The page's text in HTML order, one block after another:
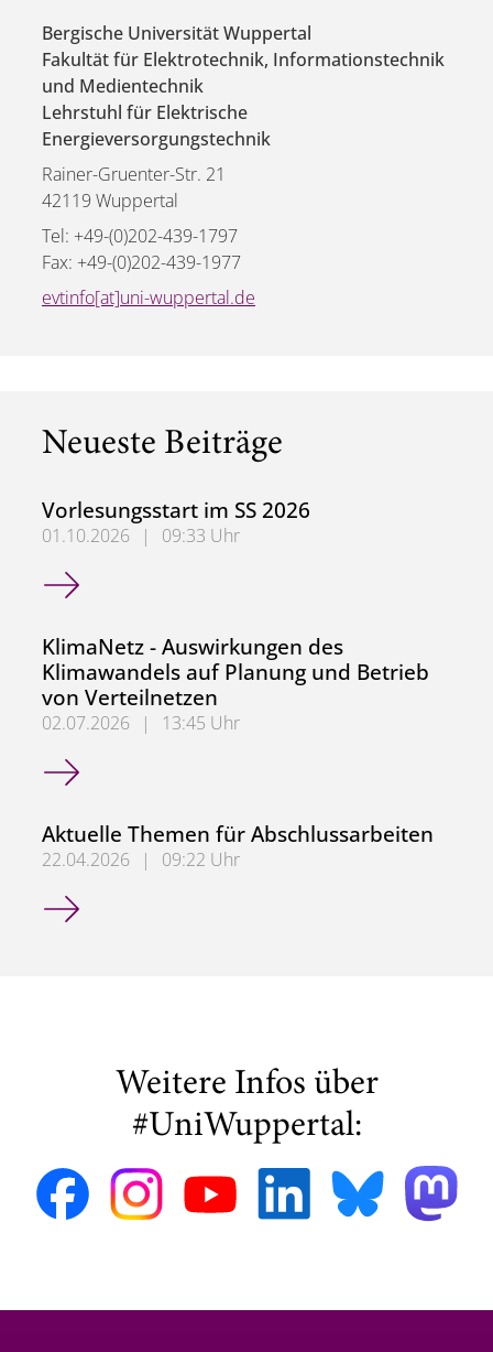
Bergische Universität Wuppertal
Fakultät für Elektrotechnik, Informationstechnik
und Medientechnik
Lehrstuhl für Elektrische
Energieversorgungstechnik
Rainer-Gruenter-Str. 21
42119 Wuppertal
Tel: +49-(0)202-439-1797
Fax: +49-(0)202-439-1977
evtinfo[at]uni-wuppertal.de
Neueste Beiträge
Vorlesungsstart im SS 2026
01.10.2026 |
09:33 Uhr
Vorlesungsstart im SS 2026
KlimaNetz - Auswirkungen des
Klimawandels auf Planung und Betrieb
von Verteilnetzen
02.07.2026 |
13:45 Uhr
KlimaNetz - Auswirkungen des Klimawandels auf
Aktuelle Themen für Abschlussarbeiten
22.04.2026 |
09:22 Uhr
Aktuelle Themen für Abschlussarbeiten
Weitere Infos über
#UniWuppertal: